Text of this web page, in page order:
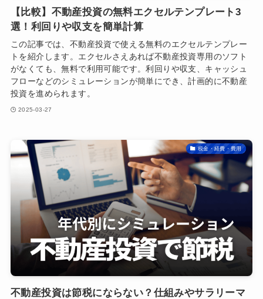
【比較】不動産投資の無料エクセルテンプレート3
選！利回りや収支を簡単計算
この記事では、不動産投資で使える無料のエクセルテンプレー
トを紹介します。エクセルさえあれば不動産投資専用のソフト
がなくても、無料で利用可能です。利回りや収支、キャッシュ
フローなどのシミュレーションが簡単にでき、計画的に不動産
投資を進められます。
2025-03-27
税金・経費・費用
不動産投資は節税にならない？仕組みやサラリーマ